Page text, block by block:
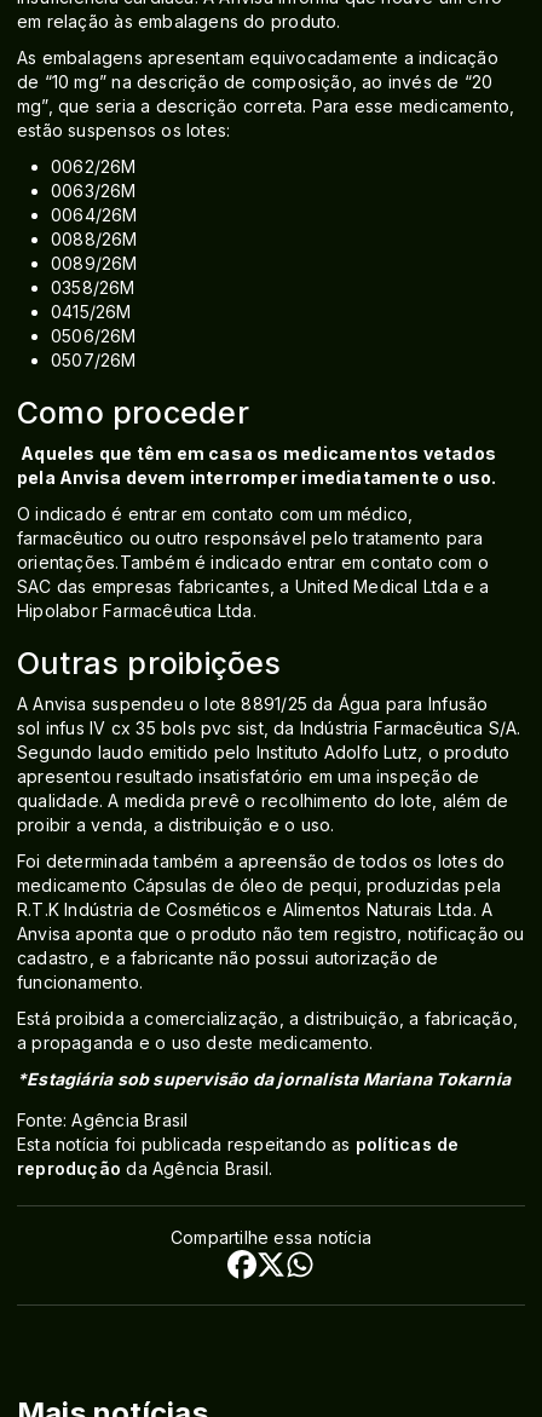
em relação às embalagens do produto.
As embalagens apresentam equivocadamente a indicação
de “10 mg” na descrição de composição, ao invés de “20
mg”, que seria a descrição correta. Para esse medicamento,
estão suspensos os lotes:
0062/26M
0063/26M
0064/26M
0088/26M
0089/26M
0358/26M
0415/26M
0506/26M
0507/26M
Como proceder
Aqueles que têm em casa os medicamentos vetados
pela Anvisa devem interromper imediatamente o uso.
O indicado é entrar em contato com um médico,
farmacêutico ou outro responsável pelo tratamento para
orientações.Também é indicado entrar em contato com o
SAC das empresas fabricantes, a United Medical Ltda e a
Hipolabor Farmacêutica Ltda.
Outras proibições
A Anvisa suspendeu o lote 8891/25 da Água para Infusão
sol infus IV cx 35 bols pvc sist, da Indústria Farmacêutica S/A.
Segundo laudo emitido pelo Instituto Adolfo Lutz, o produto
apresentou resultado insatisfatório em uma inspeção de
qualidade. A medida prevê o recolhimento do lote, além de
proibir a venda, a distribuição e o uso.
Foi determinada também a apreensão de todos os lotes do
medicamento Cápsulas de óleo de pequi, produzidas pela
R.T.K Indústria de Cosméticos e Alimentos Naturais Ltda. A
Anvisa aponta que o produto não tem registro, notificação ou
cadastro, e a fabricante não possui autorização de
funcionamento.
Está proibida a comercialização, a distribuição, a fabricação,
a propaganda e o uso deste medicamento.
*Estagiária sob supervisão da jornalista Mariana Tokarnia
Fonte: Agência Brasil
Esta notícia foi publicada respeitando as políticas de
reprodução da Agência Brasil.
Compartilhe essa notícia